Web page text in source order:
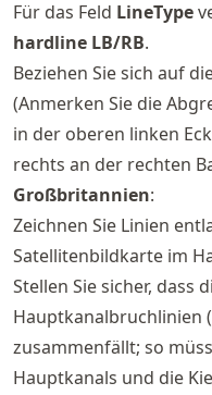
Für das Feld LineType
hardline LB/RB.
Beziehen Sie sich auf
(Anmerken Sie die
in der oberen linken
rechts an der rechten
Großbritannien:
Zeichnen Sie Linien
Satellitenbildkarte im
Stellen Sie sicher, dass
Hauptkanalbruchlinien
zusammenfällt; so
Hauptkanals und die